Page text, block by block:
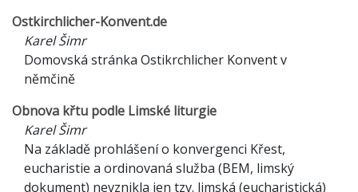
Ostkirchlicher-Konvent.de
Karel Šimr
Domovská stránka Ostikrchlicher Konvent v
němčině
Obnova křtu podle Limské liturgie
Karel Šimr
Na základě prohlášení o konvergenci Křest,
eucharistie a ordinovaná služba (BEM, limský
dokument) nevznikla jen tzv. limská (eucharistická)